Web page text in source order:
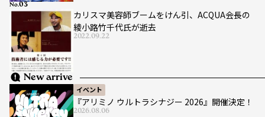
カリスマ美容師ブームをけん引、ACQUA会長の
綾小路竹千代氏が逝去
2022.09.22
No.
New arrive
イベント
『アリミノ ウルトラシナジー 2026』開催決定！
2026.08.06